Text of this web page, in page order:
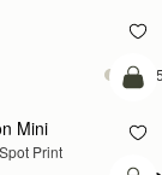
カ
Mini
Print